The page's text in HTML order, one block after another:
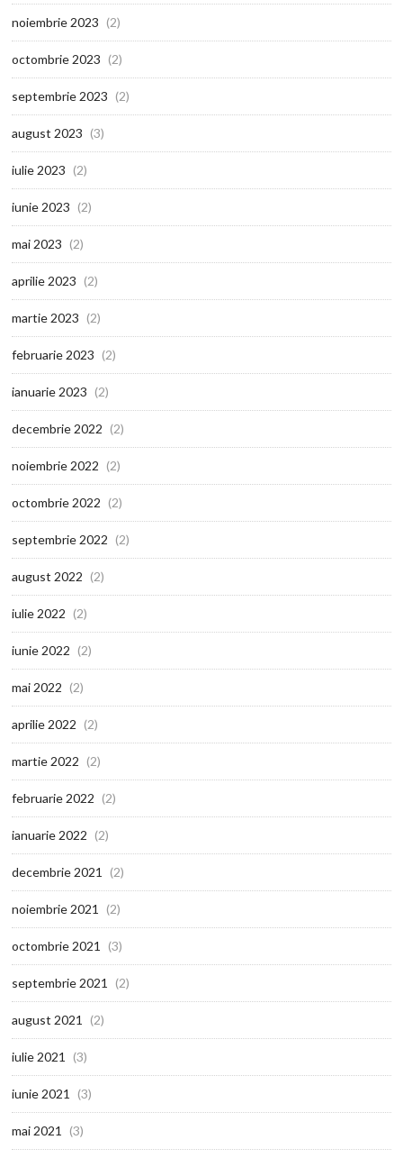
noiembrie 2023 (2)
octombrie 2023 (2)
septembrie 2023 (2)
august 2023 (3)
iulie 2023 (2)
iunie 2023 (2)
mai 2023 (2)
aprilie 2023 (2)
martie 2023 (2)
februarie 2023 (2)
ianuarie 2023 (2)
decembrie 2022 (2)
noiembrie 2022 (2)
octombrie 2022 (2)
septembrie 2022 (2)
august 2022 (2)
iulie 2022 (2)
iunie 2022 (2)
mai 2022 (2)
aprilie 2022 (2)
martie 2022 (2)
februarie 2022 (2)
ianuarie 2022 (2)
decembrie 2021 (2)
noiembrie 2021 (2)
octombrie 2021 (3)
septembrie 2021 (2)
august 2021 (2)
iulie 2021 (3)
iunie 2021 (3)
mai 2021 (3)